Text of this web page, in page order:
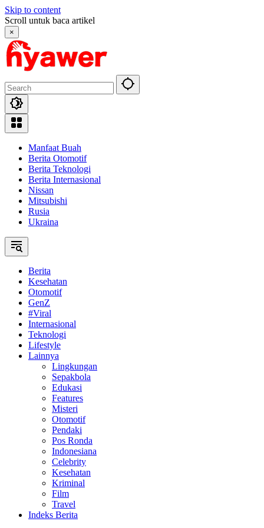
Skip to content
Scroll untuk baca artikel
×
Manfaat Buah
Berita Otomotif
Berita Teknologi
Berita Internasional
Nissan
Mitsubishi
Rusia
Ukraina
Berita
Kesehatan
Otomotif
GenZ
#Viral
Internasional
Teknologi
Lifestyle
Lainnya
Lingkungan
Sepakbola
Edukasi
Features
Misteri
Otomotif
Pendaki
Pos Ronda
Indonesiana
Celebrity
Kesehatan
Kriminal
Film
Travel
Indeks Berita